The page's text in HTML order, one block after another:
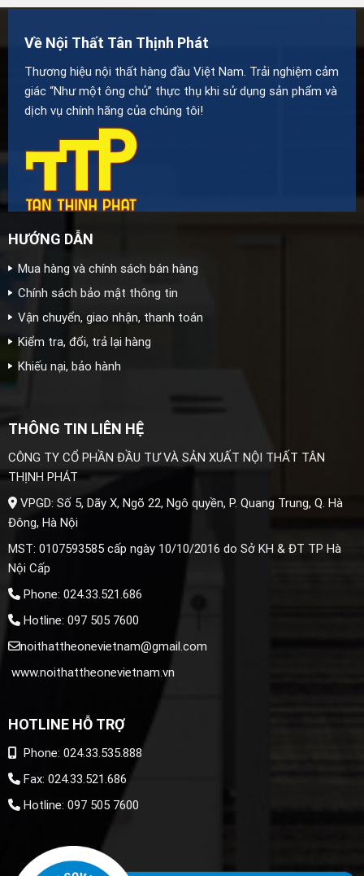
Về Nội Thất Tân Thịnh Phát
Thương hiệu nội thất hàng đầu Việt Nam. Trải nghiệm cảm
giác “Như một ông chủ” thực thụ khi sử dụng sản phẩm và
dịch vụ chính hãng của chúng tôi!
HƯỚNG DẪN
Mua hàng và chính sách bán hàng
Chính sách bảo mật thông tin
Vận chuyển, giao nhận, thanh toán
Kiểm tra, đổi, trả lại hàng
Khiếu nại, bảo hành
THÔNG TIN LIÊN HỆ
CÔNG TY CỔ PHẦN ĐẦU TƯ VÀ SẢN XUẤT NỘI THẤT TÂN
THỊNH PHÁT
VPGD: Số 5, Dãy X, Ngõ 22, Ngô quyền, P. Quang Trung, Q. Hà
Đông, Hà Nội
MST: 0107593585 cấp ngày 10/10/2016 do Sở KH & ĐT TP Hà
Nội Cấp
Phone: 024.33.521.686
Hotline: 097 505 7600
noithattheonevietnam@gmail.com
www.noithattheonevietnam.vn
HOTLINE HỖ TRỢ
Phone: 024.33.535.888
Fax: 024.33.521.686
Hotline: 097 505 7600